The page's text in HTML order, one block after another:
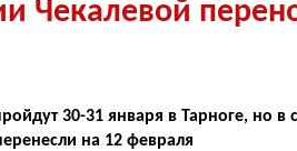
Чекалевой
30-31 января в Тарноге, но в
на 12 февраля